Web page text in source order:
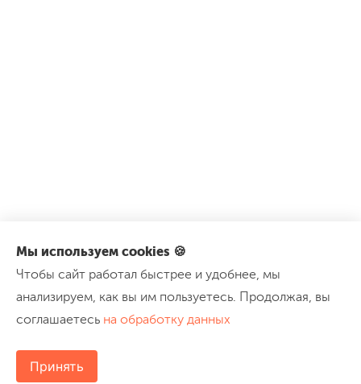
Мы используем cookies 🍪
Чтобы сайт работал быстрее и удобнее, мы
анализируем, как вы им пользуетесь. Продолжая, вы
соглашаетесь на обработку данных
Принять